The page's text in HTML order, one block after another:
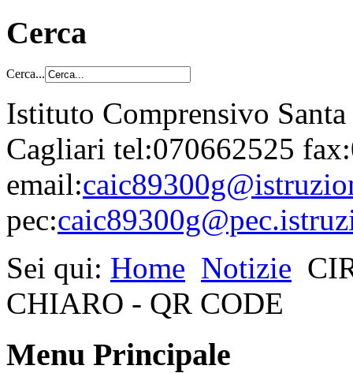
Cerca
Cerca...
Istituto Comprensivo
Cagliari tel:070662525
email:
pec:
Sei qui: Home Notizie
CHIARO - QR CODE
Menu Principale